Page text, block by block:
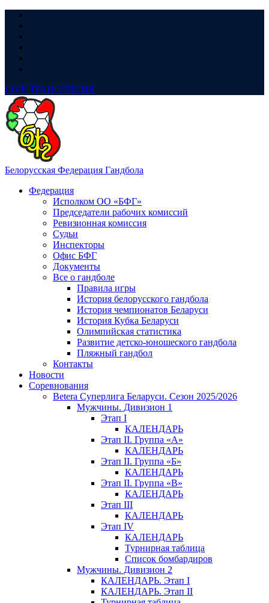
LIVE ТРАНСЛЯЦИЯ
Белорусская Федерация Гандбола
Федерация
Исполком ОО «БФГ»
Председатели рабочих комиссий
Ревизионная комиссия
Судьи
Инспекторы
Офис БФГ
Документы
Все о гандболе
Правила игры
История белорусского гандбола
История чемпионатов Беларуси
История Кубка Беларуси
Олимпийская статистика
Развитие детско-юношеского гандбола
Пляжный гандбол
Контакты
Новости
Соревнования
Betera Суперлига Беларуси. Сезон 2025/2026
Мужчины. Дивизион 1
Этап I
КАЛЕНДАРЬ
Этап II. Группа «А»
КАЛЕНДАРЬ
Этап II. Группа «Б»
КАЛЕНДАРЬ
Этап II. Группа «В»
КАЛЕНДАРЬ
Этап III
КАЛЕНДАРЬ
Этап IV
КАЛЕНДАРЬ
Турнирная таблица
Список бомбардиров
Мужчины. Дивизион 2
КАЛЕНДАРЬ. Этап I
КАЛЕНДАРЬ. Этап II